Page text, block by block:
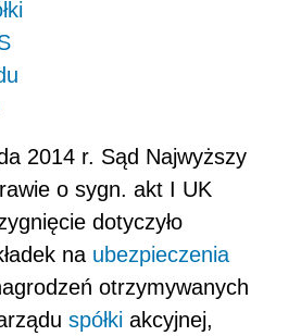
2014 r. Sąd Najwyższy
o sygn. akt I UK
dotyczyło
na ubezpieczenia
otrzymywanych
spółki akcyjnej,